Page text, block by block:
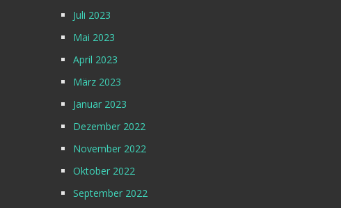
Juli 2023
Mai 2023
April 2023
März 2023
Januar 2023
Dezember 2022
November 2022
Oktober 2022
September 2022